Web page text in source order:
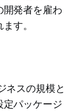
開発者を雇わ
す。
ネスの規模と
定パッケージ